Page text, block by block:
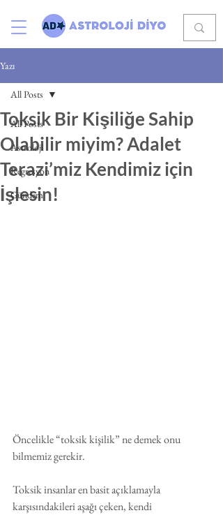
Yazı
All Posts
Astroloji
Regresyon
Gündem
All Posts
Toksik Bir Kişiliğe Sahip
Olabilir miyim? Adalet
Terazi’miz Kendimiz için
İşlesin!
Öncelikle “toksik kişilik” ne demek onu
bilmemiz gerekir.
Toksik insanlar en basit açıklamayla
karşısındakileri aşağı çeken, kendi